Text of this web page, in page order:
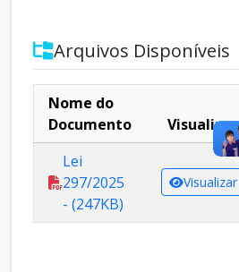
Arquivos Disponíveis
Nome do
Documento
Visualizar
Lei
297/2025
- (247KB)
Visualizar